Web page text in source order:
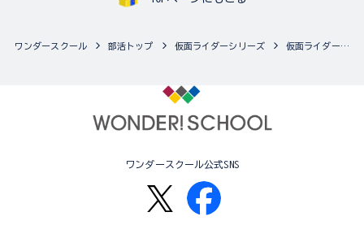
ワンダースクール 部活トップ 仮面ライダーシリーズ 仮面ライダーシリーズの最新商品一覧
ワンダースクール公式SNS